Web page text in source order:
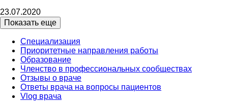
23.07.2020
Показать еще
Специализация
Приоритетные направления работы
Образование
Членство в профессиональных сообществах
Отзывы о враче
Ответы врача на вопросы пациентов
Vlog врача